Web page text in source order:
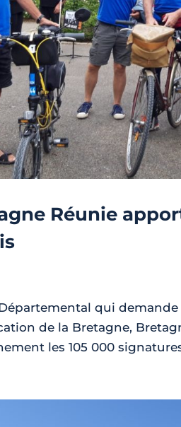
Réunie
qui demande
de la Bretagne,
les 105 000